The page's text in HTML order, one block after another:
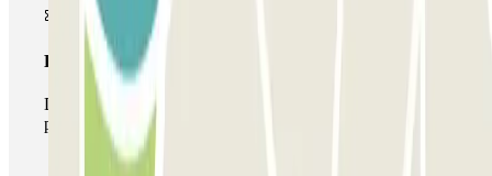
Pase multiparking
Durante tu estancia podrás hacer uso de toda la red de
parkings de este operador disponibles en Parclick.